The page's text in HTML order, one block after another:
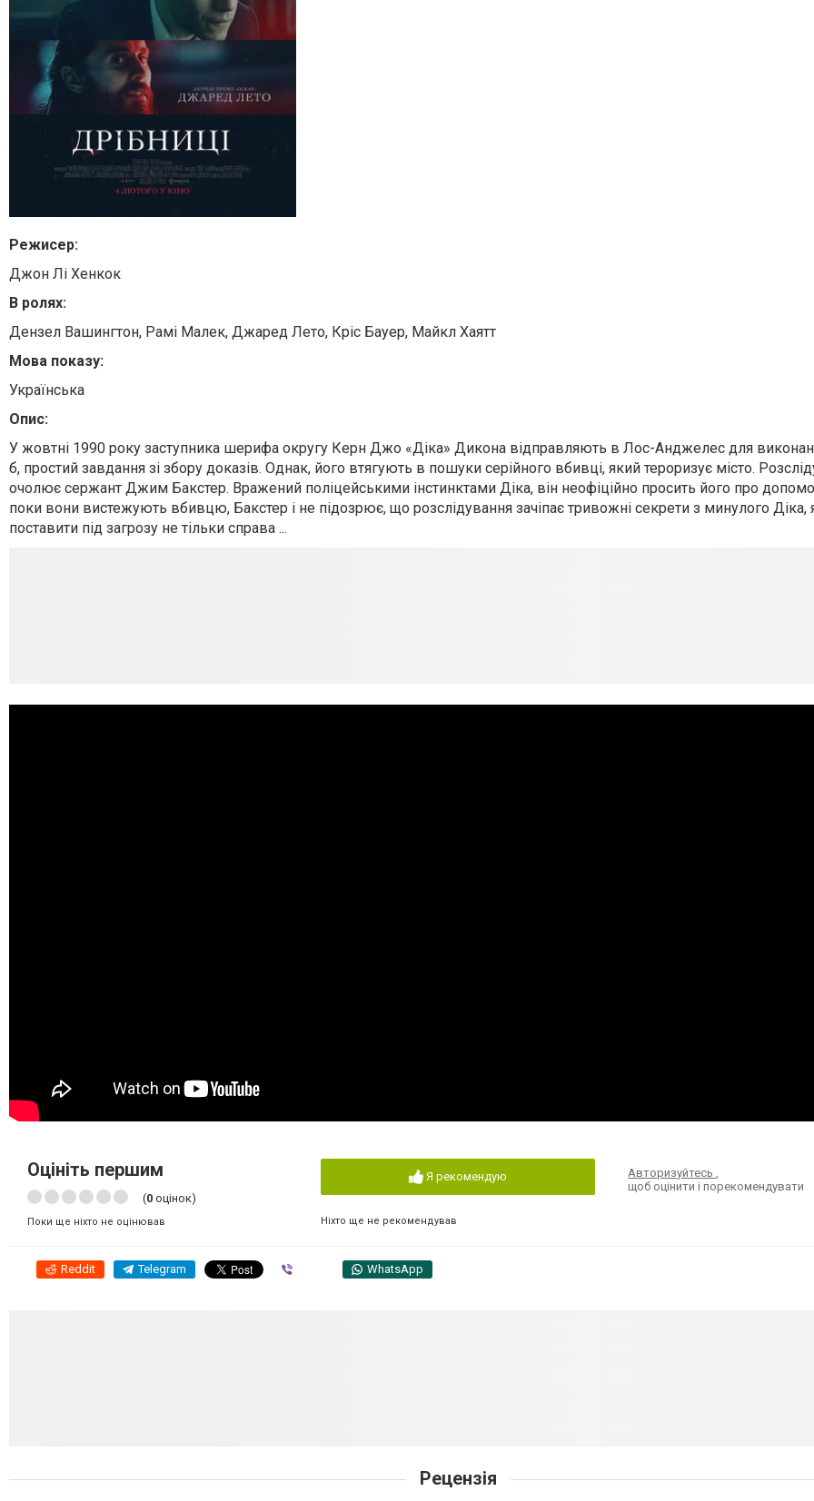
Режисер:
Джон Лі Хенкок
В ролях:
Дензел Вашингтон, Рамі Малек, Джаред Лето, Кріс Бауер, Майкл Хаятт
Мова показу:
Українська
Опис:
У жовтні 1990 року заступника шерифа округу Керн Джо «Діка» Дикона відправляють в Лос-Анджелес для
б, простий завдання зі збору доказів. Однак, його втягують в пошуки серійного вбивці, який тероризує місто.
очолює сержант Джим Бакстер. Вражений поліцейськими інстинктами Діка, він неофіційно просить його про
поки вони вистежують вбивцю, Бакстер і не підозрює, що розслідування зачіпає тривожні секрети з минулого Діка,
поставити під загрозу не тільки справа ...
Оцініть першим
(0 оцінок)
Поки ще ніхто не оцінював
Я рекомендую
Ніхто ще не рекомендував
Авторизуйтесь
щоб оцінити і порекомендувати
Reddit Telegram WhatsApp
Рецензія